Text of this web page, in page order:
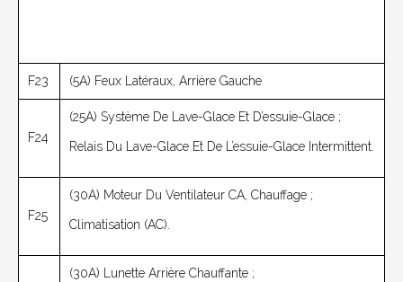
F23 (5A) Feux Latéraux, Arrière Gauche
F24
(25A) Système De Lave-Glace Et D’essuie-Glace ;
Relais Du Lave-Glace Et De L’essuie-Glace Intermittent.
F25
(30A) Moteur Du Ventilateur CA, Chauffage ;
Climatisation (AC).
(30A) Lunette Arrière Chauffante ;